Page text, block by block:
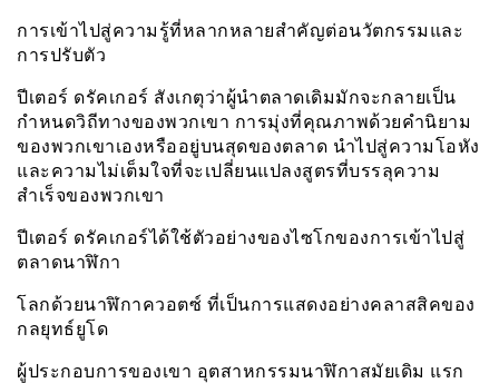
การเข้าไปสู่ความรู้ที่หลากหลายสำคัญต่อนวัตกรรมและ
การปรับตัว
ปีเตอร์ ดรัคเกอร์ สังเกตุว่าผู้นำตลาดเดิมมักจะกลายเป็น
กำหนดวิถีทางของพวกเขา การมุ่งที่คุณภาพด้วยคำนิยาม
ของพวกเขาเองหรืออยู่บนสุดของตลาด นำไปสู่ความโอหัง
และความไม่เต็มใจที่จะเปลี่ยนแปลงสูตรที่บรรลุความ
สำเร็จของพวกเขา
ปีเตอร์ ดรัคเกอร์ได้ใช้ตัวอย่างของไซโกของการเข้าไปสู่
ตลาดนาฬิกา
โลกด้วยนาฬิกาควอตซ์ ที่เป็นการแสดงอย่างคลาสสิคของ
กลยุทธ์ยูโด
ผู้ประกอบการของเขา อุตสาหกรรมนาฬิกาสมัยเดิม แรก